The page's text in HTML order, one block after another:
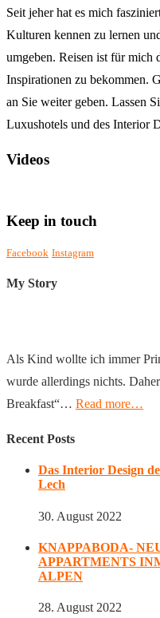
Seit jeher hat es mich
Kulturen kennen zu lernen
umgeben. Reisen ist für mich
Inspirationen zu bekommen.
an Sie weiter geben. Lassen
Luxushotels und des Interior
Videos
Keep in touch
Facebook Instagram
My Story
Als Kind wollte ich immer
wurde allerdings nichts.
Breakfast“… Read more…
Recent Posts
Das Interior Design
Lech
30. August 2022
KNAPPABODA-
APPARTMENTS
ALPEN
28. August 2022